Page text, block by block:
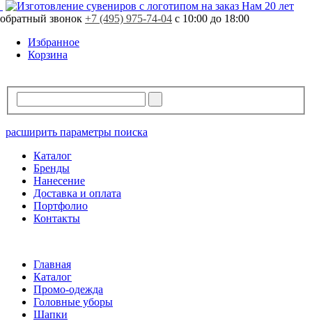
Нам 20 лет
обратный звонок +7 (495) 975-74-04 с 10:00 до 18:00
Избранное
Корзина
расширить параметры поиска
Каталог
Бренды
Нанесение
Доставка и оплата
Портфолио
Контакты
Главная
Каталог
Промо-одежда
Головные уборы
Шапки
Свободно1244 шт.
В резерве 0 шт.
Заказная программа! Поставка от 15 рабочих дней
Стоимость продукции может отличаться.